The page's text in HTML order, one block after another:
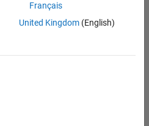
Français
United Kingdom(English)